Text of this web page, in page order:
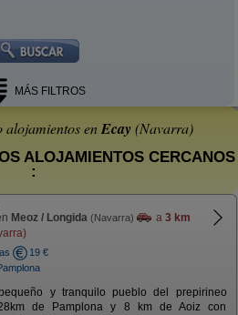
MÁS FILTROS
alojamientos enEcay(Navarra)
ALOJAMIENTOS CERCANOS
:
Meoz / Longida (Navarra) a 3 km
19 €
y tranquilo pueblo del prepirineo
de Pamplona y 8 km de Aoiz con